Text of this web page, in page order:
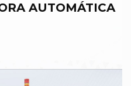
AUTOMÁTICA